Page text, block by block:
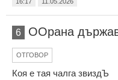
6 ООрана
ОТГОВОР
Коя е тая чалга звиздЪ